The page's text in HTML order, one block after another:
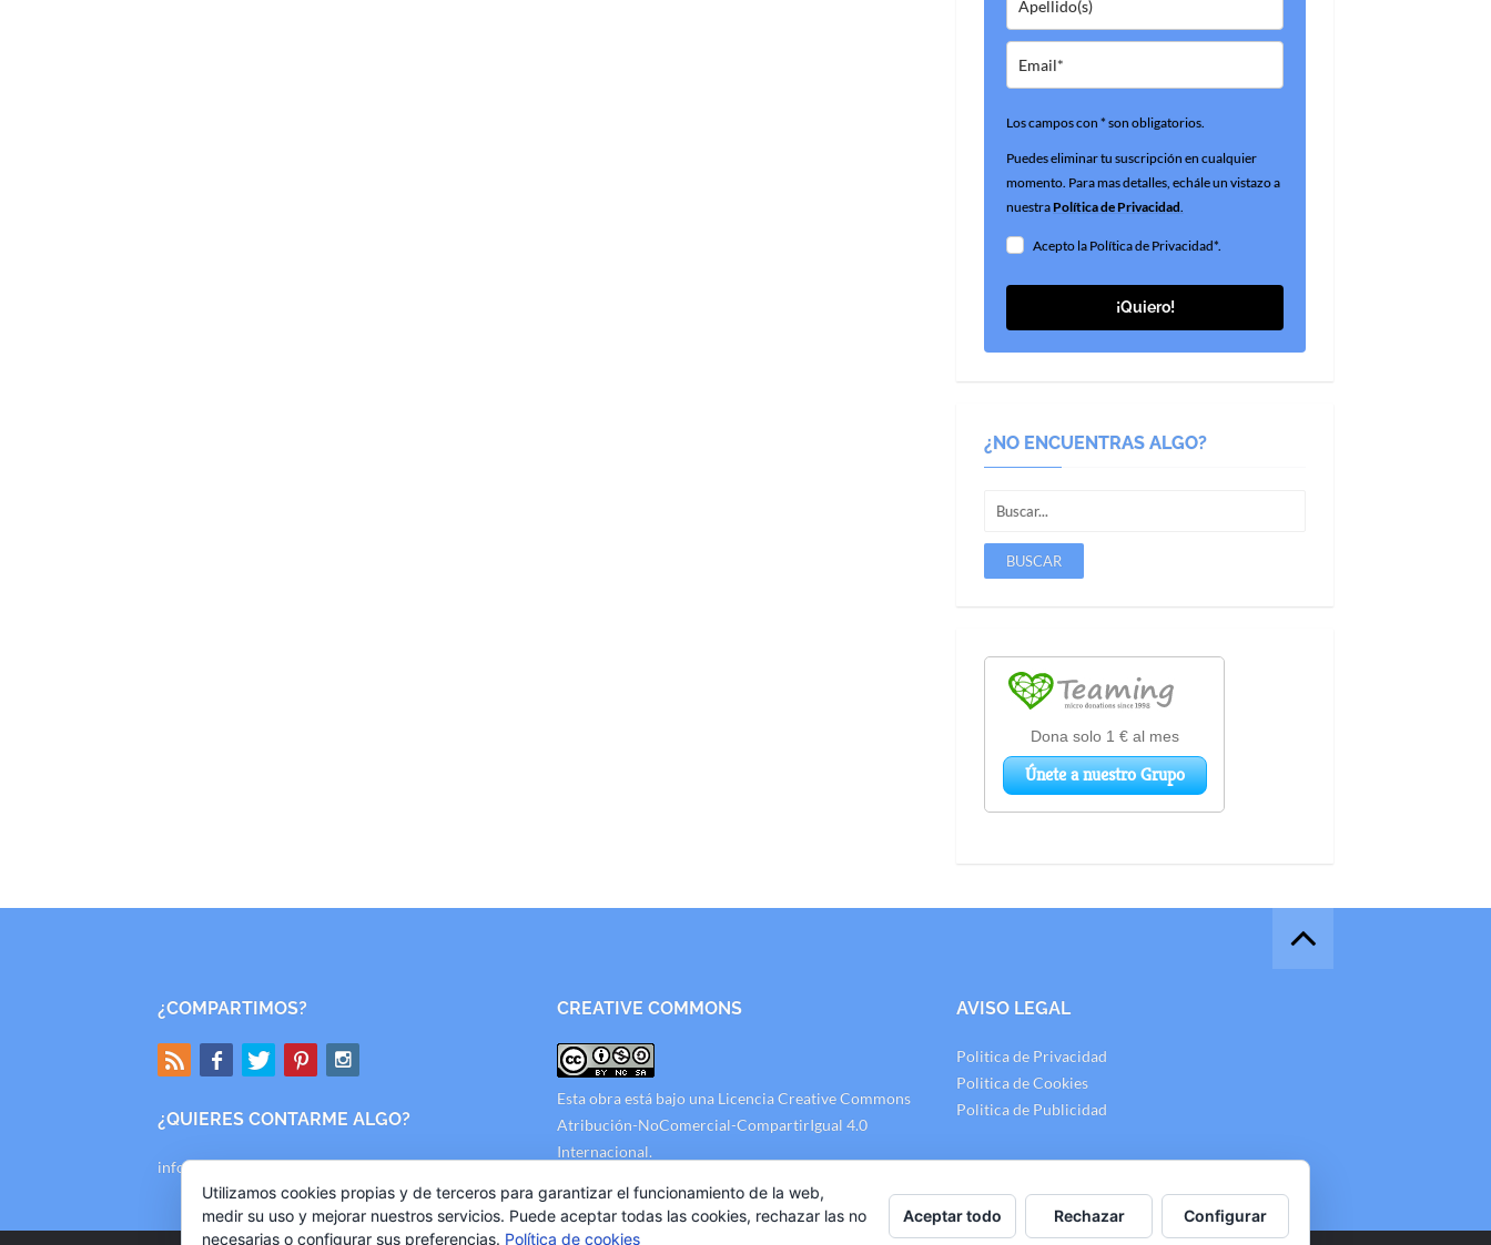
Los campos con * son obligatorios.
Puedes eliminar tu suscripción en cualquier
momento. Para mas detalles, echále un vistazo a
nuestraPolítica de Privacidad.
Acepto la Política de Privacidad*.
¡Quiero!
¿NO ENCUENTRAS ALGO?
¿COMPARTIMOS?
¿QUIERES CONTARME ALGO?
info@mishallazgos.com
CREATIVE COMMONS
Esta obra está bajo una Licencia Creative Commons
Atribución-NoComercial-CompartirIgual 4.0
Internacional.
AVISO LEGAL
Politica de Privacidad
Politica de Cookies
Politica de Publicidad
Utilizamos cookies propias y de terceros para garantizar el funcionamiento de la web,
medir su uso y mejorar nuestros servicios. Puede aceptar todas las cookies, rechazar las no
necesarias o configurar sus preferencias. Política de cookies
Aceptar todo Rechazar Configurar